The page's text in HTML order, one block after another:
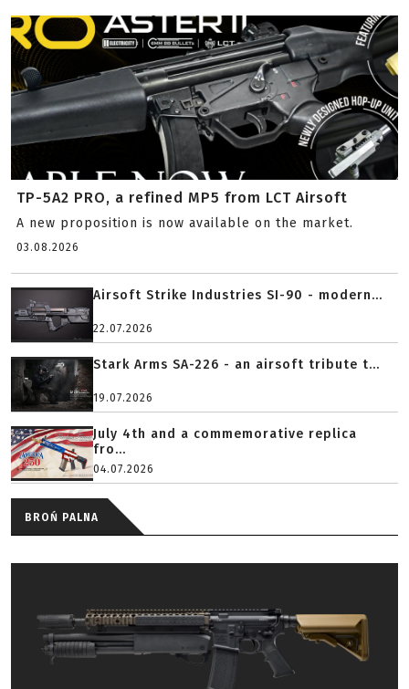
TP-5A2 PRO, a refined MP5 from LCT Airsoft
A new proposition is now available on the market.
03.08.2026
Airsoft Strike Industries SI-90 - modern...
22.07.2026
Stark Arms SA-226 - an airsoft tribute t...
19.07.2026
July 4th and a commemorative replica
fro...
04.07.2026
BROŃ PALNA